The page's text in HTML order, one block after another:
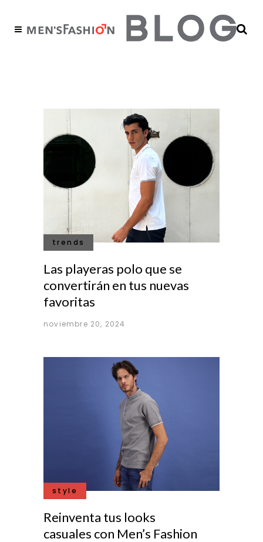
trends
Las playeras polo que se
convertirán en tus nuevas
favoritas
noviembre 20, 2024
style
Reinventa tus looks
casuales con Men’s Fashion